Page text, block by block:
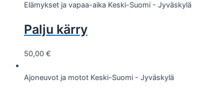
Elämykset ja vapaa-aika Keski-Suomi - Jyväskylä
Palju kärry
50,00 €
Ajoneuvot ja motot Keski-Suomi - Jyväskylä